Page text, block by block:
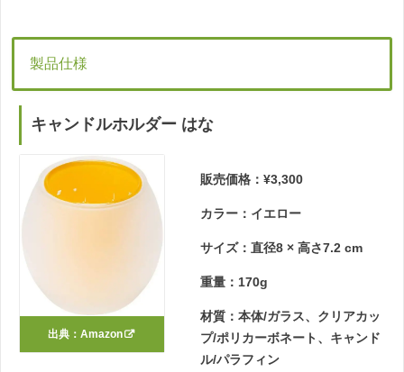
製品仕様
キャンドルホルダー はな
出典： Amazon
販売価格：¥3,300
カラー：イエロー
サイズ：直径8 × 高さ7.2 cm
重量：170g
材質：本体/ガラス、クリアカッ
プ/ポリカーボネート、キャンド
ル/パラフィン